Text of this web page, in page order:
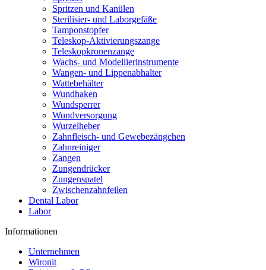
Spritzen und Kanülen
Sterilisier- und Laborgefäße
Tamponstopfer
Teleskop-Aktivierungszange
Teleskopkronenzange
Wachs- und Modellierinstrumente
Wangen- und Lippenabhalter
Wattebehälter
Wundhaken
Wundsperrer
Wundversorgung
Wurzelheber
Zahnfleisch- und Gewebezängchen
Zahnreiniger
Zangen
Zungendrücker
Zungenspatel
Zwischenzahnfeilen
Dental Labor
Labor
Informationen
Unternehmen
Wironit